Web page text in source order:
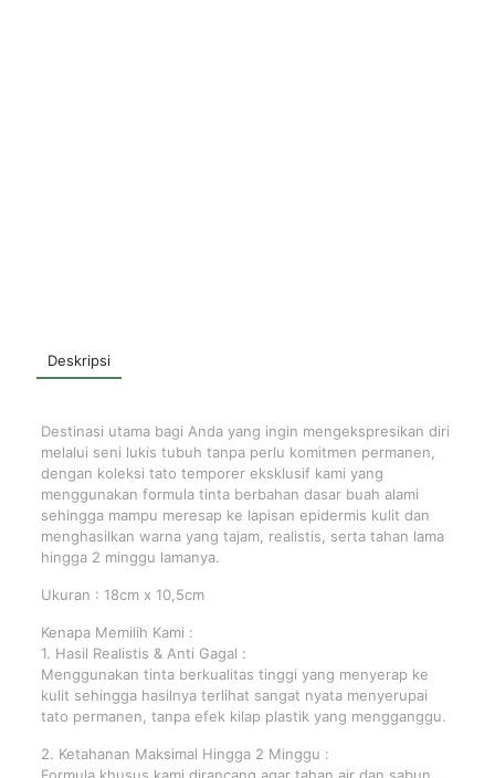
Deskripsi
Destinasi utama bagi Anda yang ingin mengekspresikan diri
melalui seni lukis tubuh tanpa perlu komitmen permanen,
dengan koleksi tato temporer eksklusif kami yang
menggunakan formula tinta berbahan dasar buah alami
sehingga mampu meresap ke lapisan epidermis kulit dan
menghasilkan warna yang tajam, realistis, serta tahan lama
hingga 2 minggu lamanya.
Ukuran : 18cm x 10,5cm
Kenapa Memilih Kami :
1. Hasil Realistis & Anti Gagal :
Menggunakan tinta berkualitas tinggi yang menyerap ke
kulit sehingga hasilnya terlihat sangat nyata menyerupai
tato permanen, tanpa efek kilap plastik yang mengganggu.
2. Ketahanan Maksimal Hingga 2 Minggu :